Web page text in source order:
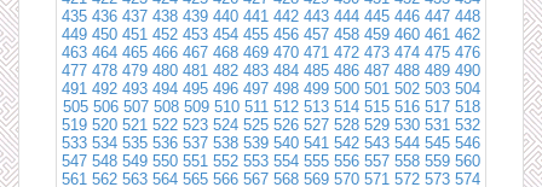
435 436 437 438 439 440 441 442 443 444 445 446 447 448
449 450 451 452 453 454 455 456 457 458 459 460 461 462
463 464 465 466 467 468 469 470 471 472 473 474 475 476
477 478 479 480 481 482 483 484 485 486 487 488 489 490
491 492 493 494 495 496 497 498 499 500 501 502 503 504
505 506 507 508 509 510 511 512 513 514 515 516 517 518
519 520 521 522 523 524 525 526 527 528 529 530 531 532
533 534 535 536 537 538 539 540 541 542 543 544 545 546
547 548 549 550 551 552 553 554 555 556 557 558 559 560
561 562 563 564 565 566 567 568 569 570 571 572 573 574